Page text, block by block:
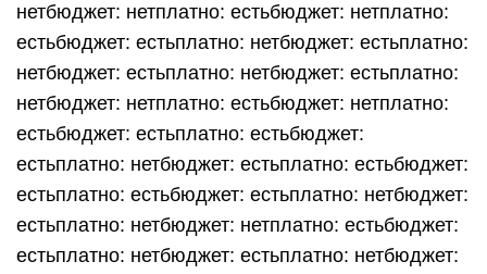
нетбюджет: нетплатно: естьбюджет: нетплатно:
естьбюджет: естьплатно: нетбюджет: естьплатно:
нетбюджет: естьплатно: нетбюджет: естьплатно:
нетбюджет: нетплатно: естьбюджет: нетплатно:
естьбюджет: естьплатно: естьбюджет:
естьплатно: нетбюджет: естьплатно: естьбюджет:
естьплатно: естьбюджет: естьплатно: нетбюджет:
естьплатно: нетбюджет: нетплатно: естьбюджет:
естьплатно: нетбюджет: естьплатно: нетбюджет: